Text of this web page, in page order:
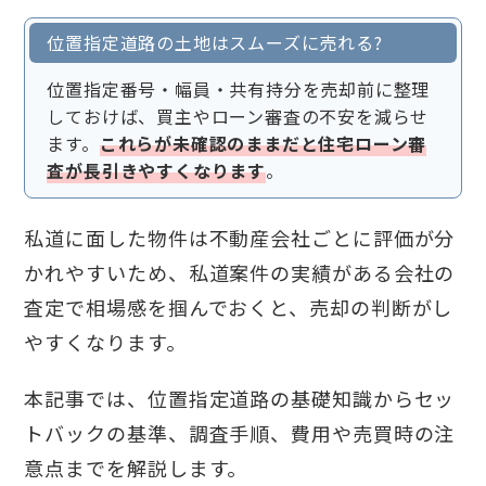
位置指定道路の土地はスムーズに売れる?
位置指定番号・幅員・共有持分を売却前に整理
しておけば、買主やローン審査の不安を減らせ
ます。 これらが未確認のままだと住宅ローン審
査が長引きやすくなります。
私道に面した物件は不動産会社ごとに評価が分
かれやすいため、私道案件の実績がある会社の
査定で相場感を掴んでおくと、売却の判断がし
やすくなります。
本記事では、位置指定道路の基礎知識からセッ
トバックの基準、調査手順、費用や売買時の注
意点までを解説します。